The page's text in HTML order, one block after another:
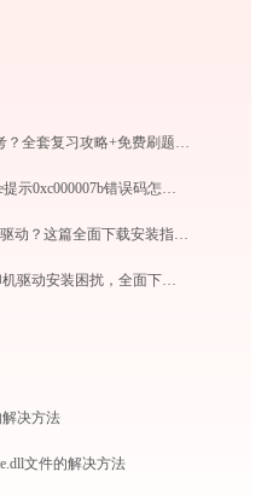
找不到富士施乐m228b打印机驱动？这篇全面下载安装指南帮到你
完美解决富士施乐M115b打印机驱动安装困扰，全面下载安装教程
解决方法
文件的解决方法